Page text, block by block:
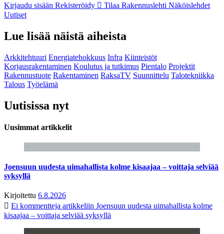
Kirjaudu sisään Rekisteröidy Tilaa Rakennuslehti Näköislehdet
Uutiset
Lue lisää näistä aiheista
Arkkitehtuuri Energiatehokkuus Infra Kiinteistöt
Korjausrakentaminen Koulutus ja tutkimus Pientalo Projektit
Rakennustuote Rakentaminen RaksaTV Suunnittelu Talotekniikka
Talous Työelämä
Uutisissa nyt
Uusimmat artikkelit
Joensuun uudesta uimahallista kolme kisaajaa – voittaja selviää
syksyllä
Kirjoitettu 6.8.2026
Ei kommentteja artikkeliin Joensuun uudesta uimahallista kolme
kisaajaa – voittaja selviää syksyllä